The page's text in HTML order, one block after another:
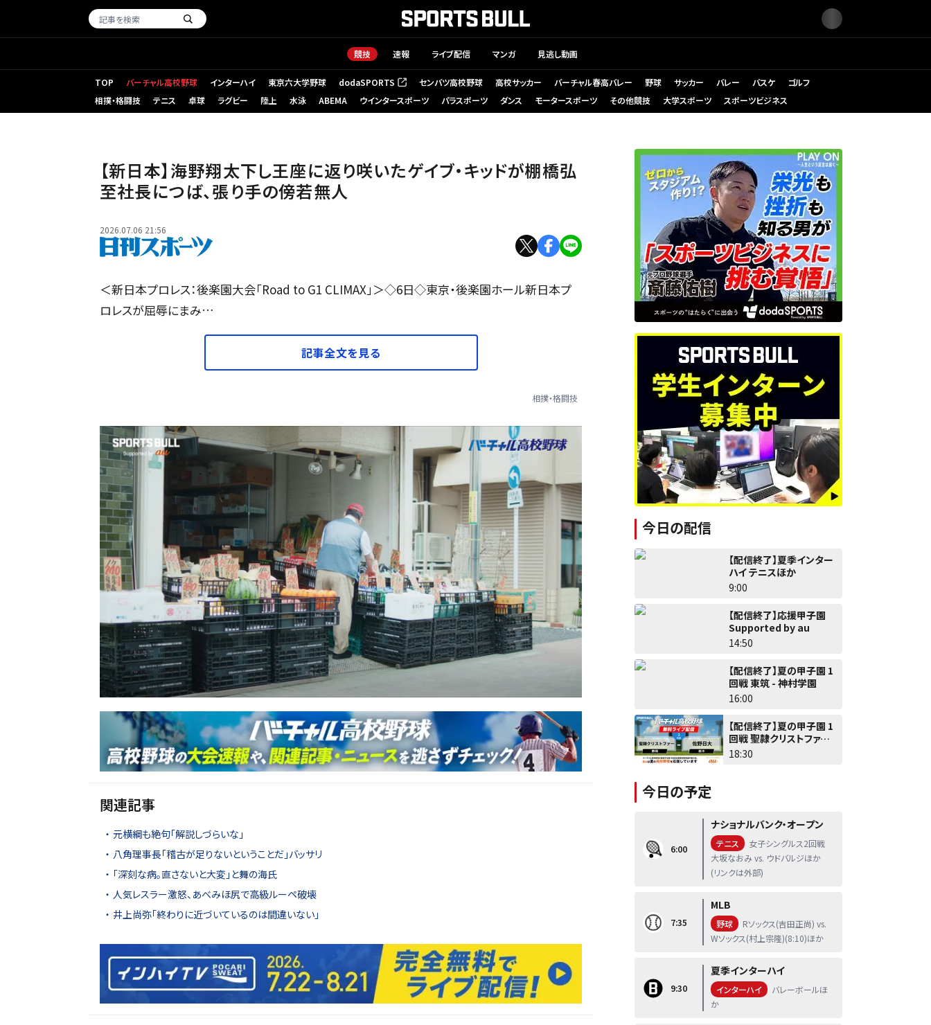
競技 速報 ライブ配信 マンガ 見逃し動画
TOP バーチャル高校野球 インターハイ 東京六大学野球 dodaSPORTS
（新しいタブで開く） センバツ高校野球 高校サッカー バーチャル春高バレー 野球 サッカー バレー バスケ
ゴルフ
相撲・格闘技
テニス 卓球 ラグビー 陸上 水泳 ABEMA ウインタースポーツ パラスポーツ ダンス モータースポーツ その他競技 大学スポーツ スポーツビジネス
【新日本】海野翔太下し王座に返り咲いたゲイブ・キッドが棚橋弘
至社長につば、張り手の傍若無人
2026.07.06 21:56
＜新日本プロレス：後楽園大会「Road to G1 CLIMAX」＞◇6日◇東京・後楽園ホール新日本プ
ロレスが屈辱にまみ…
記事全文を見る
相撲・格闘技
関連記事
元横綱も絶句「解説しづらいな」
八角理事長「稽古が足りないということだ」バッサリ
「深刻な病。直さないと大変」と舞の海氏
人気レスラー激怒、あべみほ尻で高級ルーペ破壊
井上尚弥「終わりに近づいているのは間違いない」
今日の配信
【配信終了】夏季インター
ハイ テニスほか
9:00
【配信終了】応援甲子園
Supported by au
14:50
【配信終了】夏の甲子園 1
回戦 東筑 - 神村学園
16:00
【配信終了】夏の甲子園 1
回戦 聖隷クリストファー -
佐野日大
18:30
今日の予定
6:00
ナショナルバンク・オープン
テニス
女子シングルス2回戦
大坂なおみ vs. ウドバルジほか
(リンクは外部)
7:35
MLB
野球
Rソックス(吉田正尚) vs.
Wソックス(村上宗隆)(8:10)ほか
9:30
夏季インターハイ
インターハイ
バレーボールほ
か